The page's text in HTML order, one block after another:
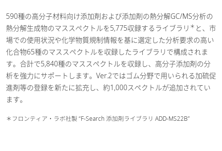
590種の高分子材料向け添加剤および添加剤の熱分解GC/MS分析の
熱分解生成物のマススペクトルを5,775収録するライブラリ ＊ と、市
場での使用状況や化学物質規制情報を基に選定した分析要求の高い
化合物65種のマススペクトルを収録したライブラリで構成されま
す。合計で5,840種のマススペクトルを収録し、高分子添加剤の分
析を強力にサポートします。Ver.2ではゴム分野で用いられる加硫促
進剤等の登録を新たに拡充し、約1,000スペクトルが追加されてい
ます。​
＊フロンティア・ラボ社製 “F-Search 添加剤ライブラリ ADD-MS22B”